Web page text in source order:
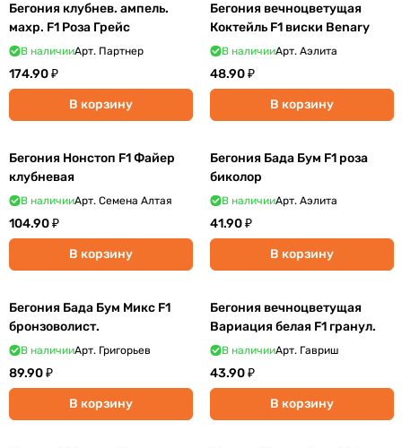
Бегония клубнев. ампель.
махр. F1 Роза Грейс
В наличииАрт. Партнер
174.90 ₽
В корзину
Бегония вечноцветущая
Коктейль F1 виски Benary
В наличииАрт. Аэлита
48.90 ₽
В корзину
Бегония Нонстоп F1 Файер
клубневая
В наличииАрт. Семена Алтая
104.90 ₽
В корзину
Бегония Бада Бум F1 роза
биколор
В наличииАрт. Аэлита
41.90 ₽
В корзину
Бегония Бада Бум Микс F1
бронзоволист.
В наличииАрт. Григорьев
89.90 ₽
В корзину
Бегония вечноцветущая
Вариация белая F1 гранул.
В наличииАрт. Гавриш
43.90 ₽
В корзину